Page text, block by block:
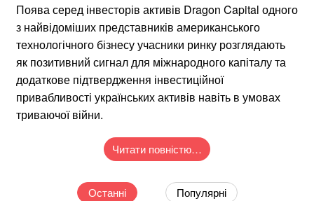
Поява серед інвесторів активів Dragon Capital одного
з найвідоміших представників американського
технологічного бізнесу учасники ринку розглядають
як позитивний сигнал для міжнародного капіталу та
додаткове підтвердження інвестиційної
привабливості українських активів навіть в умовах
триваючої війни.
Читати повністю…
Останні Популярні